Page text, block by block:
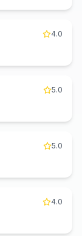
4.0
5.0
5.0
4.0